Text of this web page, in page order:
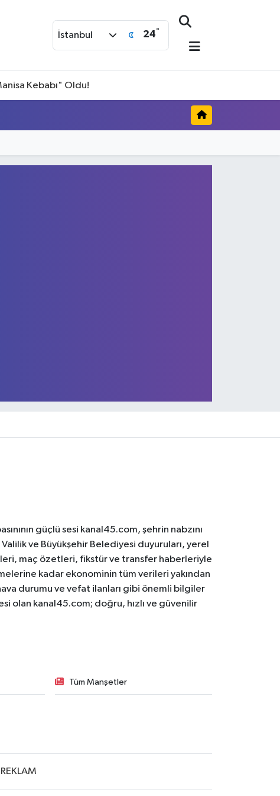
İstanbul 24°
Kebabı" Oldu!
güçlü sesi kanal45.com, şehrin nabzını
ve Büyükşehir Belediyesi duyuruları, yerel
maç özetleri, fikstür ve transfer haberleriyle
kadar ekonominin tüm verileri yakından
durumu ve vefat ilanları gibi önemli bilgiler
olan kanal45.com; doğru, hızlı ve güvenilir
Tüm Manşetler